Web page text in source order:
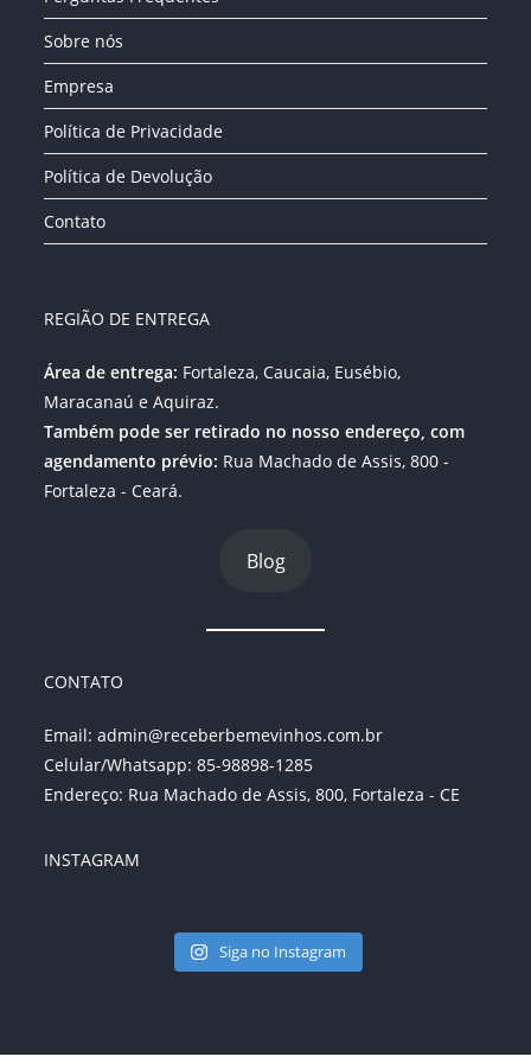
nova
aba
nova
aba
nova
Sobre nós
Empresa
Política de Privacidade
Política de Devolução
Contato
REGIÃO DE ENTREGA
Área de entrega: Fortaleza, Caucaia, Eusébio,
Maracanaú e Aquiraz.
Também pode ser retirado no nosso endereço, com
agendamento prévio: Rua Machado de Assis, 800 -
Fortaleza - Ceará.
Blog
CONTATO
Email:admin@receberbemevinhos.com.br
Celular/Whatsapp: 85-98898-1285
Endereço: Rua Machado de Assis, 800, Fortaleza - CE
INSTAGRAM
Siga no Instagram